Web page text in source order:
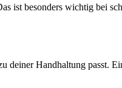
ist besonders wichtig bei
Handhaltung passt.